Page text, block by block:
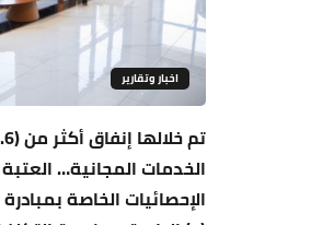
اخبار وتقارير
الخدمات المجانية…
الإحصائيات الخاصة